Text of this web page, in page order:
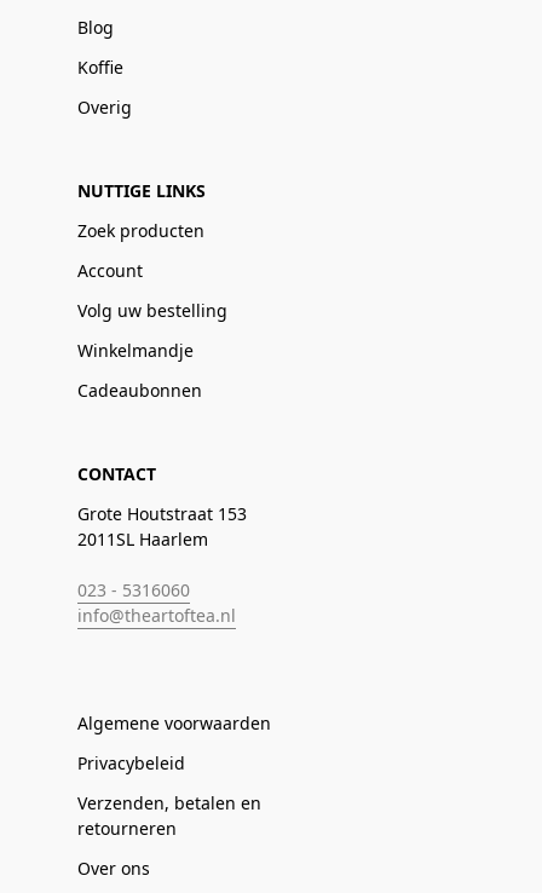
Blog
Koffie
Overig
NUTTIGE LINKS
Zoek producten
Account
Volg uw bestelling
Winkelmandje
Cadeaubonnen
CONTACT
Grote Houtstraat 153
2011SL Haarlem
023 - 5316060
info@theartoftea.nl
Algemene voorwaarden
Privacybeleid
Verzenden, betalen en
retourneren
Over ons